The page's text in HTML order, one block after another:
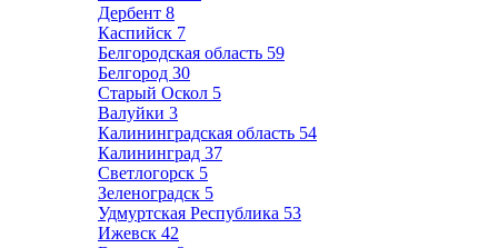
Дербент 8
Каспийск 7
Белгородская область 59
Белгород 30
Старый Оскол 5
Валуйки 3
Калининградская область 54
Калининград 37
Светлогорск 5
Зеленоградск 5
Удмуртская Республика 53
Ижевск 42